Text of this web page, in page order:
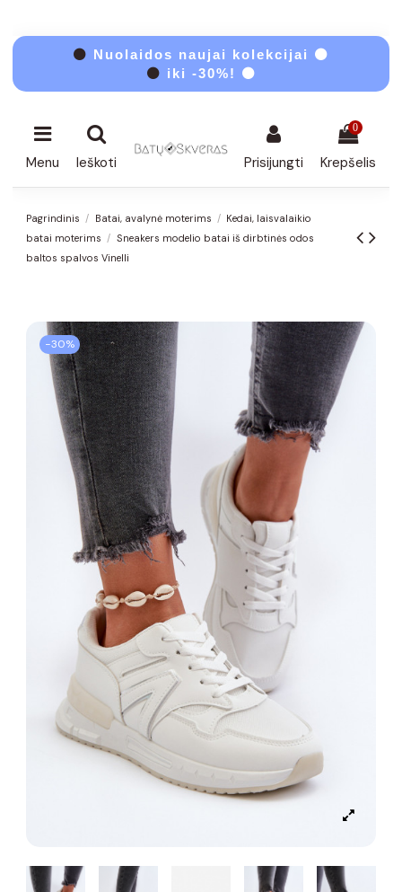
⚫ Nuolaidos naujai kolekcijai ⚫
⚫ iki -30%! ⚫
Menu Ieškoti Prisijungti
0
Krepšelis
Pagrindinis Batai, avalynė moterims
Kedai, laisvalaikio
batai moterims
Sneakers modelio batai iš dirbtinės odos
baltos spalvos Vinelli
−30%